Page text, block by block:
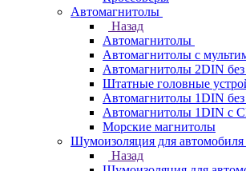
Автомагнитолы
Назад
Автомагнитолы
Автомагнитолы с
Автомагнитолы 2DIN без
Штатные головные
Автомагнитолы 1DIN
Автомагнитолы 1DIN с
Морские магнитолы
Шумоизоляция для автомобиля
Назад